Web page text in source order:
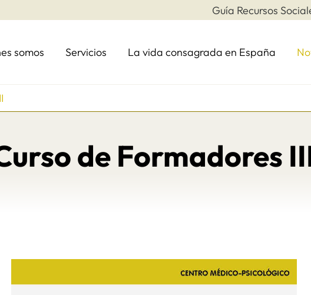
Guía Recursos
somos Servicios La vida consagrada en España
de Formadores